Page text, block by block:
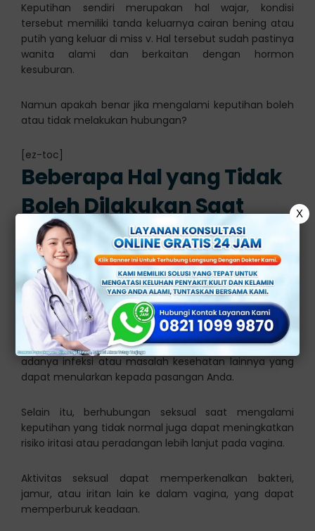
Keputihan sendiri merupakan hal wajar, kondisi
tersebut memiliki tanda keluarnya cairan bening atau
putih yang keluar di miss v. Hal tersebut sudah pastinya
wanita alami dan berkaitan dengan hormon
kesuburan.
Namun apakah benar jika mengalami keputihan boleh
atau tidak melakukan hubungan?
[ez-toc]
Beberapa Hal yang Tidak
Boleh Dilakukan Saat
Keputihan
Sebaiknya Anda menghindari berhubungan seksual
saat mengalami keputihan yang tidak normal atau
disertai dengan gejala yang mengganggu.
Keputihan yang tidak normal dapat menunjukkan
adanya infeksi atau masalah kesehatan lainnya yang
dapat menularkan kepada pasangan Anda.
Selain itu, berhubungan seksual saat mengalami
keputihan yang tidak normal juga dapat meningkatkan
risiko iritasi atau peradangan lebih lanjut pada vagina.
Aktivitas seksual dapat memperkenalkan bakteri,
jamur, atau iritan lain ke dalam vagina, yang dapat
memperburuk keadaan.
X